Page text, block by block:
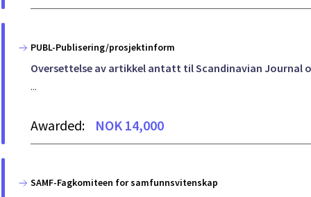
PUBL-Publisering/prosjektinform
Oversettelse av artikkel antatt til Scandinavian Journal
...
Awarded: NOK 14,000
SAMF-Fagkomiteen for samfunnsvitenskap